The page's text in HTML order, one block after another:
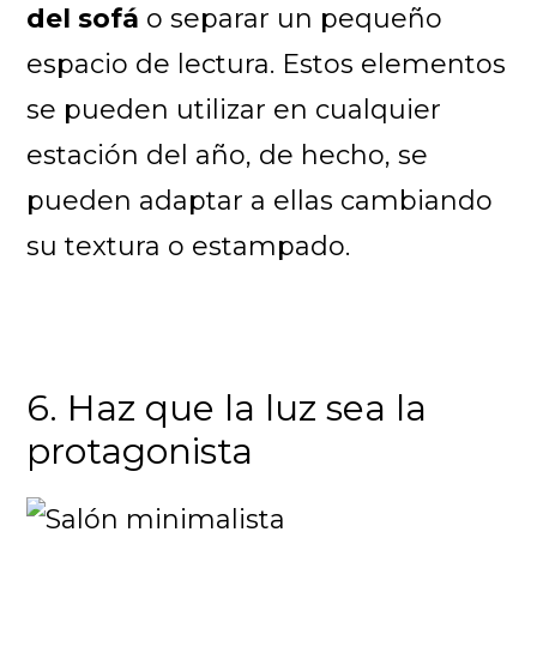
del sofá o separar un pequeño
espacio de lectura. Estos elementos
se pueden utilizar en cualquier
estación del año, de hecho, se
pueden adaptar a ellas cambiando
su textura o estampado.
6. Haz que la luz sea la
protagonista